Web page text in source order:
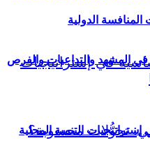
في المشهد والتداعيات والفرص
الدولية
التنمية المحلية